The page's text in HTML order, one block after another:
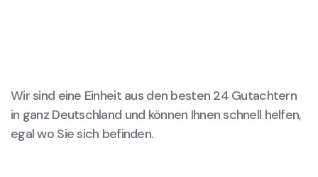
Wir sind eine Einheit aus den besten 24 Gutachtern
in ganz Deutschland und können Ihnen schnell helfen,
egal wo Sie sich befinden.